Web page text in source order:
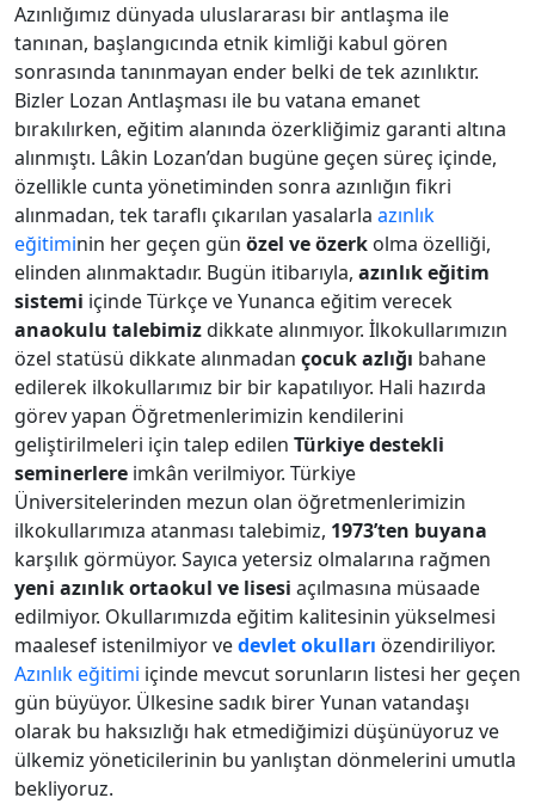
Azınlığımız dünyada uluslararası bir antlaşma ile
tanınan, başlangıcında etnik kimliği kabul gören
sonrasında tanınmayan ender belki de tek azınlıktır.
Bizler Lozan Antlaşması ile bu vatana emanet
bırakılırken, eğitim alanında özerkliğimiz garanti altına
alınmıştı. Lâkin Lozan’dan bugüne geçen süreç içinde,
özellikle cunta yönetiminden sonra azınlığın fikri
alınmadan, tek taraflı çıkarılan yasalarla azınlık
eğitiminin her geçen gün özel ve özerk olma özelliği,
elinden alınmaktadır. Bugün itibarıyla, azınlık eğitim
sistemi içinde Türkçe ve Yunanca eğitim verecek
anaokulu talebimizdikkate alınmıyor. İlkokullarımızın
özel statüsü dikkate alınmadan çocuk azlığı bahane
edilerek ilkokullarımız bir bir kapatılıyor. Hali hazırda
görev yapan Öğretmenlerimizin kendilerini
geliştirilmeleri için talep edilen Türkiye destekli
seminerlere imkân verilmiyor. Türkiye
Üniversitelerinden mezun olan öğretmenlerimizin
ilkokullarımıza atanması talebimiz, 1973’ten buyana
karşılık görmüyor. Sayıca yetersiz olmalarına rağmen
yeni azınlık ortaokul ve lisesi açılmasına müsaade
edilmiyor. Okullarımızda eğitim kalitesinin yükselmesi
maalesef istenilmiyor vedevlet okulları özendiriliyor.
Azınlık eğitimi içinde mevcut sorunların listesi her geçen
gün büyüyor. Ülkesine sadık birer Yunan vatandaşı
olarak bu haksızlığı hak etmediğimizi düşünüyoruz ve
ülkemiz yöneticilerinin bu yanlıştan dönmelerini umutla
bekliyoruz.